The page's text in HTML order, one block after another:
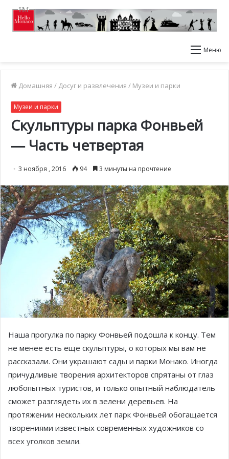
Меню
Домашняя / Досуг и развлечения / Музеи и парки
Музеи и парки
Скульптуры парка Фонвьей
— Часть четвертая
3 ноября , 2016 94 3 минуты на прочтение
Наша прогулка по парку Фонвьей подошла к концу. Тем
не менее есть еще скульптуры, о которых мы вам не
рассказали. Они украшают сады и парки Монако. Иногда
причудливые творения архитекторов спрятаны от глаз
любопытных туристов, и только опытный наблюдатель
сможет разглядеть их в зелени деревьев. На
протяжении нескольких лет парк Фонвьей обогащается
творениями известных современных художников со
всех уголков земли.